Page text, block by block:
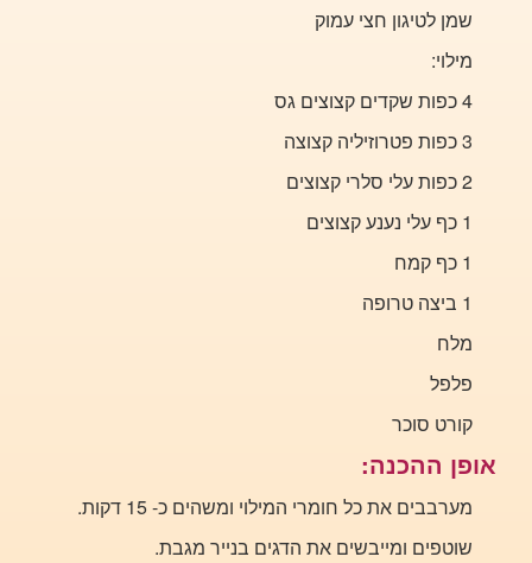
שמן לטיגון חצי עמוק
מילוי:
4 כפות שקדים קצוצים גס
3 כפות פטרוזיליה קצוצה
2 כפות עלי סלרי קצוצים
1 כף עלי נענע קצוצים
1 כף קמח
1 ביצה טרופה
מלח
פלפל
קורט סוכר
אופן ההכנה:
מערבבים את כל חומרי המילוי ומשהים כ- 15 דקות.
שוטפים ומייבשים את הדגים בנייר מגבת.